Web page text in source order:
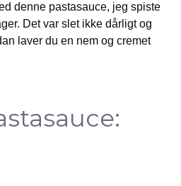
denne pastasauce, jeg spiste
Det var slet ikke dårligt og
laver du en nem og cremet